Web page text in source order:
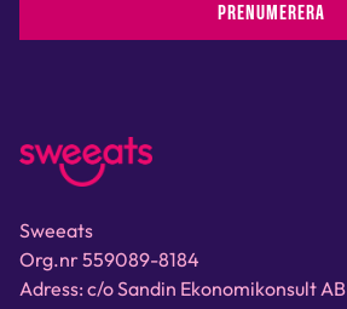
PRENUMERERA
Sweeats
Org.nr 559089-8184
Adress: c/o Sandin Ekonomikonsult AB